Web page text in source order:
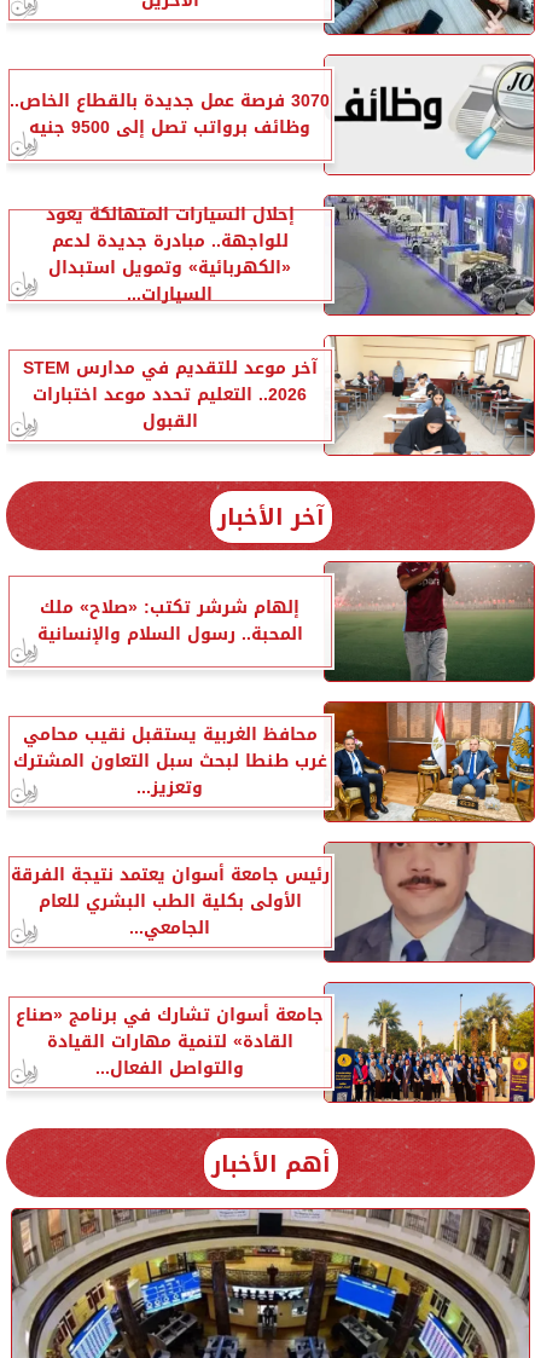
3070 فرصة عمل جديدة بالقطاع الخاص..
وظائف برواتب تصل إلى 9500 جنيه
إحلال السيارات المتهالكة يعود
للواجهة.. مبادرة جديدة لدعم
«الكهربائية» وتمويل استبدال
السيارات...
آخر موعد للتقديم في مدارس STEM
2026.. التعليم تحدد موعد اختبارات
القبول
آخر الأخبار
إلهام شرشر تكتب: «صلاح» ملك
المحبة.. رسول السلام والإنسانية
محافظ الغربية يستقبل نقيب محامي
غرب طنطا لبحث سبل التعاون المشترك
وتعزيز...
رئيس جامعة أسوان يعتمد نتيجة الفرقة
الأولى بكلية الطب البشري للعام
الجامعي...
جامعة أسوان تشارك في برنامج «صناع
القادة» لتنمية مهارات القيادة
والتواصل الفعال...
أهم الأخبار